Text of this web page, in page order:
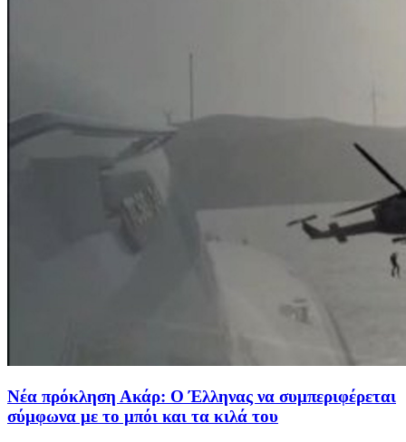
Νέα πρόκληση Ακάρ: Ο Έλληνας να συμπεριφέρεται
σύμφωνα με το μπόι και τα κιλά του